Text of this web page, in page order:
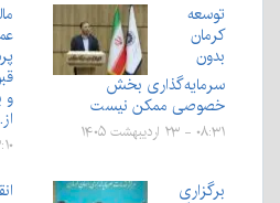
توسعه
کرمان
بدون
سرمایه‌گذاری بخش
خصوصی ممکن نیست
۰۸:۳۱ - ۲۳ اردیبهشت ۱۴۰۵
و
۱۳:۱۰ -
برگزاری